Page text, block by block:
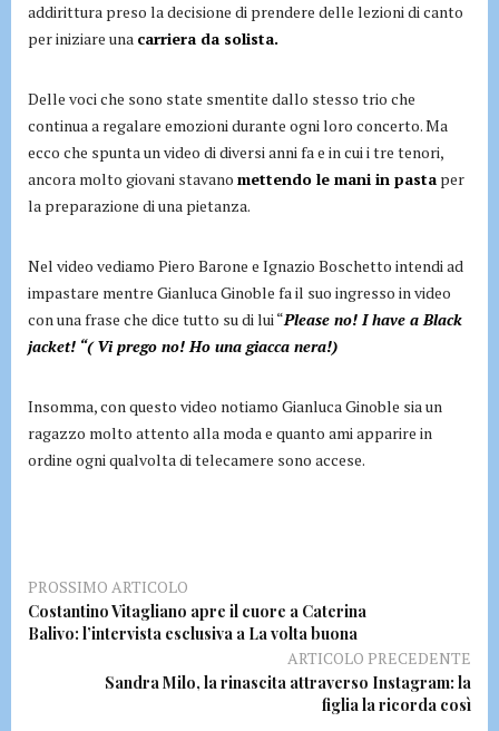
addirittura preso la decisione di prendere delle lezioni di canto
per iniziare una carriera da solista.
Delle voci che sono state smentite dallo stesso trio che
continua a regalare emozioni durante ogni loro concerto. Ma
ecco che spunta un video di diversi anni fa e in cui i tre tenori,
ancora molto giovani stavano mettendo le mani in pasta per
la preparazione di una pietanza.
Nel video vediamo Piero Barone e Ignazio Boschetto intendi ad
impastare mentre Gianluca Ginoble fa il suo ingresso in video
con una frase che dice tutto su di lui “Please no! I have a Black
jacket! “( Vi prego no! Ho una giacca nera!)
Insomma, con questo video notiamo Gianluca Ginoble sia un
ragazzo molto attento alla moda e quanto ami apparire in
ordine ogni qualvolta di telecamere sono accese.
PROSSIMO ARTICOLO
Costantino Vitagliano apre il cuore a Caterina
Balivo: l’intervista esclusiva a La volta buona
ARTICOLO PRECEDENTE
Sandra Milo, la rinascita attraverso Instagram: la
figlia la ricorda così